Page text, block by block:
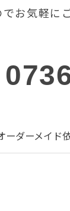
お気軽に
ーダーメイド